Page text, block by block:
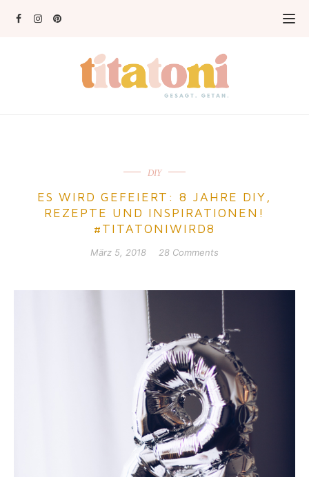
DIY
ES WIRD GEFEIERT: 8 JAHRE DIY,
REZEPTE UND INSPIRATIONEN!
#TITATONIWIRD8
März 5, 2018 28 Comments